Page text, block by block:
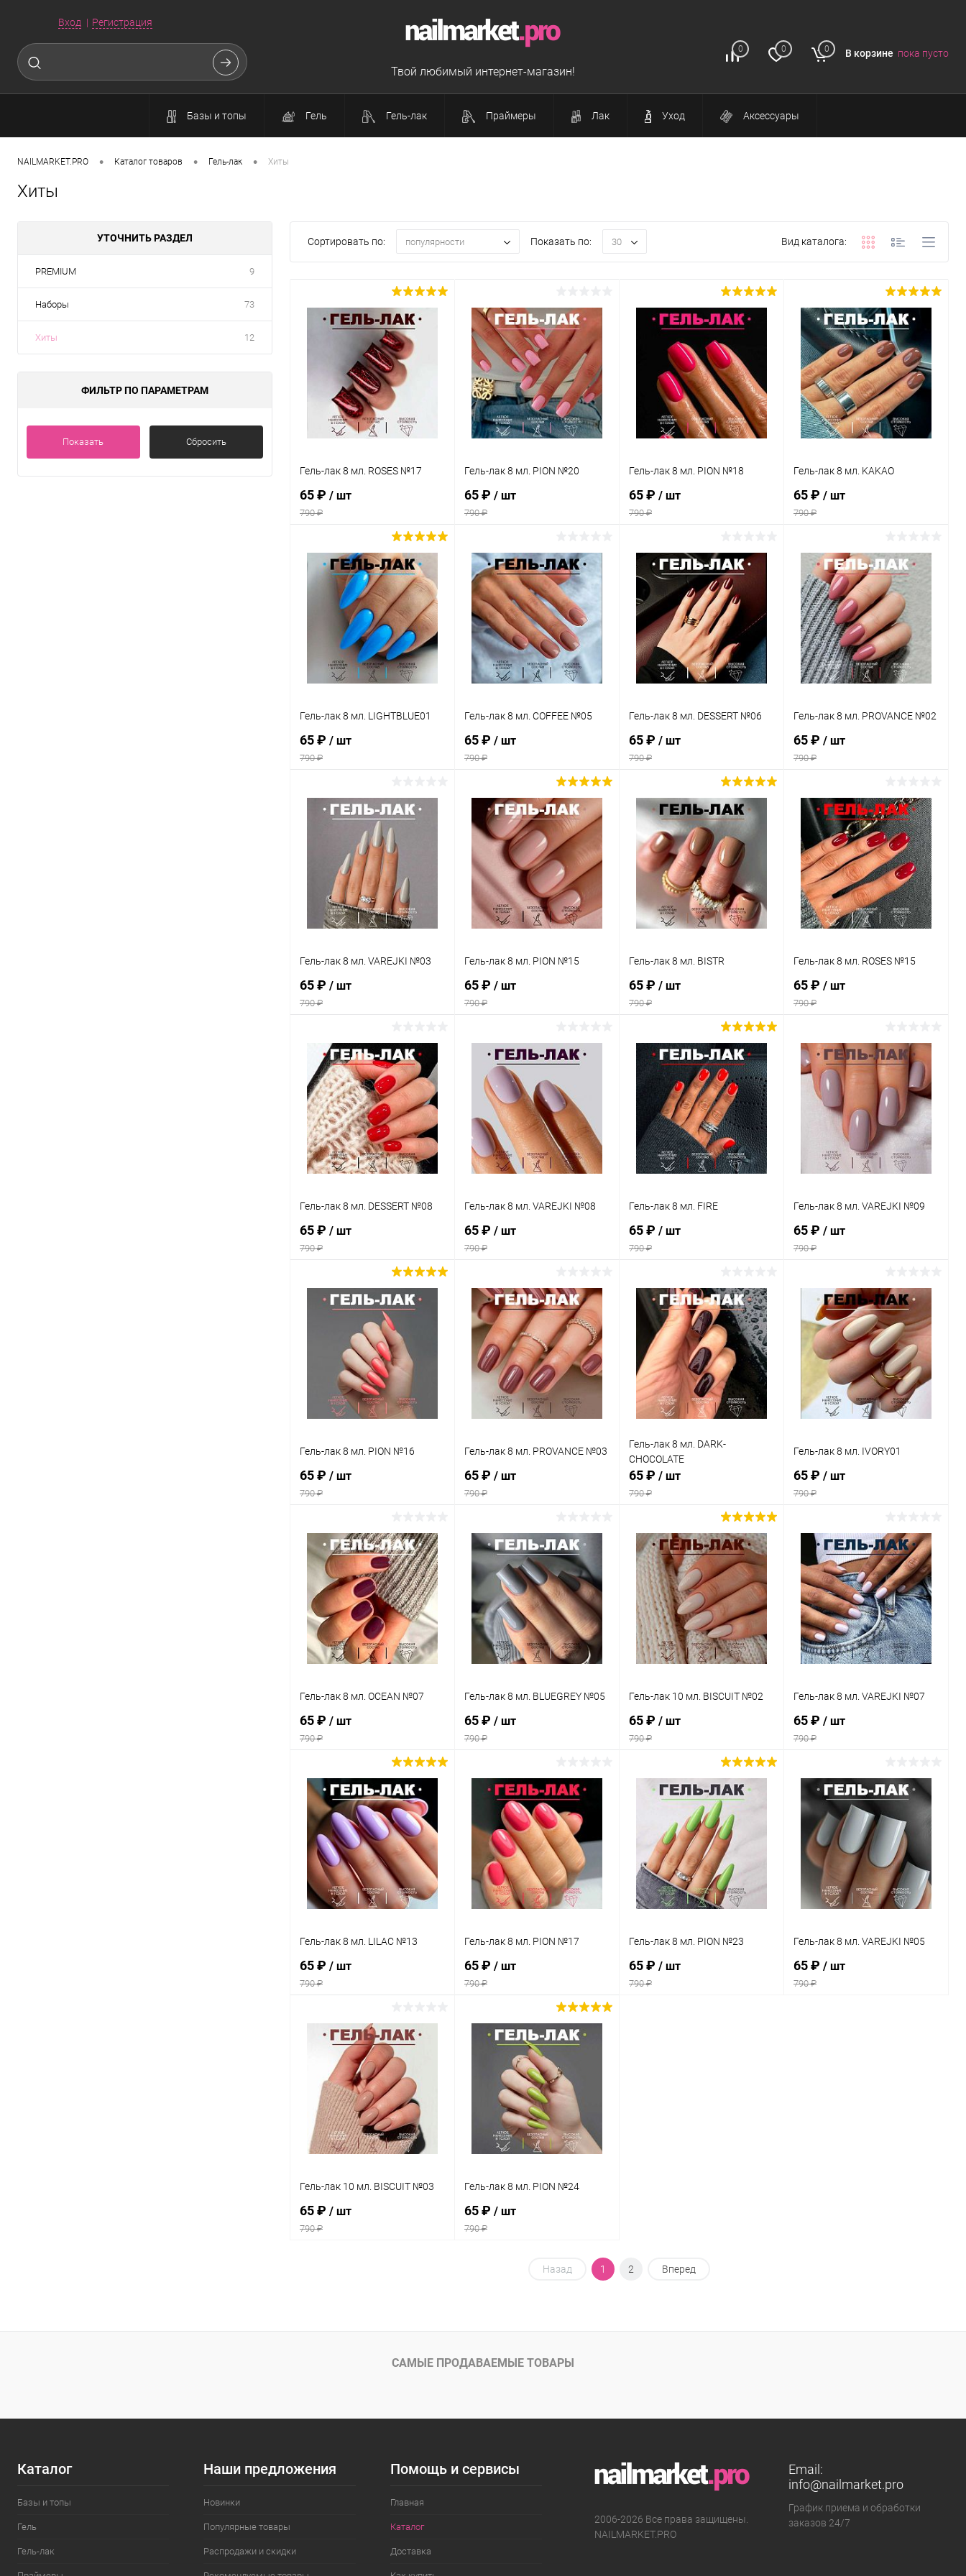
Вход Регистрация
0 0 0 В корзине пока пусто
Твой любимый интернет-магазин!
Базы и топы Гель Гель-лак Праймеры Лак Уход Аксессуары
NAILMARKET.PRO • Каталог товаров • Гель-лак • Хиты
Хиты
УТОЧНИТЬ РАЗДЕЛ
PREMIUM 9
Наборы 73
Хиты 12
ФИЛЬТР ПО ПАРАМЕТРАМ
Показать Сбросить
Сортировать по: популярности Показать по: 30 Вид каталога:
Гель-лак 8 мл. ROSES №17
65 ₽ / шт
790 ₽
В корзину
Купить в 1
Сравнение
В избранное В наличии
Гель-лак 8 мл. PION №20
65 ₽ / шт
790 ₽
В корзину
Купить в 1
клик
Сравнение
В избранное В наличии
Гель-лак 8 мл. PION №18
65 ₽ / шт
790 ₽
В корзину
Купить в 1
клик
Сравнение
В избранное В наличии
Гель-лак 8 мл. KAKAO
65 ₽ / шт
790 ₽
В корзину
Купить в 1
клик
Сравнение
В избранное В наличии
Гель-лак 8 мл. LIGHTBLUE01
65 ₽ / шт
790 ₽
В корзину
В избранное В наличии
Гель-лак 8 мл. COFFEE №05
65 ₽ / шт
790 ₽
В корзину
Купить в 1
клик
Сравнение
В избранное В наличии
Гель-лак 8 мл. DESSERT №06
65 ₽ / шт
790 ₽
В корзину
Купить в 1
клик
Сравнение
В избранное В наличии
Гель-лак 8 мл. PROVANCE №02
65 ₽ / шт
790 ₽
В корзину
Купить в 1
клик
Сравнение
В избранное В наличии
Гель-лак 8 мл. VAREJKI №03
65 ₽ / шт
790 ₽
В корзину
Купить в 1
клик
Сравнение
В избранное В наличии
Гель-лак 8 мл. PION №15
65 ₽ / шт
790 ₽
В корзину
Купить в 1
В избранное В наличии
Гель-лак 8 мл. BISTR
65 ₽ / шт
790 ₽
В корзину
Купить в 1
Сравнение
В избранное В наличии
Гель-лак 8 мл. ROSES №15
65 ₽ / шт
790 ₽
В корзину
Купить в 1
Сравнение
В избранное В наличии
Гель-лак 8 мл. DESSERT №08
65 ₽ / шт
790 ₽
В корзину
Сравнение
В избранное В наличии
Гель-лак 8 мл. VAREJKI №08
65 ₽ / шт
790 ₽
В корзину
Купить в 1
клик
Сравнение
В избранное В наличии
Гель-лак 8 мл. FIRE
65 ₽ / шт
790 ₽
В корзину
Купить в 1
Сравнение
В избранное В наличии
Гель-лак 8 мл. VAREJKI №09
65 ₽ / шт
790 ₽
В корзину
Купить в 1
клик
Сравнение
В избранное В наличии
Гель-лак 8 мл. PION №16
65 ₽ / шт
790 ₽
В корзину
Купить в 1
Сравнение
В избранное В наличии
Гель-лак 8 мл. PROVANCE №03
65 ₽ / шт
790 ₽
В корзину
Купить в 1
клик
Сравнение
В избранное В наличии
Гель-лак 8 мл. DARK-
CHOCOLATE
65 ₽ / шт
790 ₽
В корзину
Купить в 1
клик
Сравнение
В избранное В наличии
Гель-лак 8 мл. IVORY01
65 ₽ / шт
790 ₽
В корзину
Купить в 1
клик
Сравнение
В избранное В наличии
Гель-лак 8 мл. OCEAN №07
65 ₽ / шт
790 ₽
В корзину
Купить в 1
клик
Сравнение
В избранное В наличии
Гель-лак 8 мл. BLUEGREY №05
65 ₽ / шт
790 ₽
В корзину
Купить в 1
клик
Сравнение
В избранное В наличии
Гель-лак 10 мл. BISCUIT №02
65 ₽ / шт
790 ₽
В корзину
Купить в 1
Сравнение
В избранное В наличии
Гель-лак 8 мл. VAREJKI №07
65 ₽ / шт
790 ₽
В корзину
Купить в 1
клик
Сравнение
В избранное В наличии
Гель-лак 8 мл. LILAC №13
65 ₽ / шт
790 ₽
В корзину
Купить в 1
Сравнение
В избранное В наличии
Гель-лак 8 мл. PION №17
65 ₽ / шт
790 ₽
В корзину
Купить в 1
В избранное В наличии
Гель-лак 8 мл. PION №23
65 ₽ / шт
790 ₽
Гель-лак 8 мл. VAREJKI №05
65 ₽ / шт
790 ₽
Гель-лак 10 мл. BISCUIT №03
65 ₽ / шт
790 ₽
Гель-лак 8 мл. PION №24
65 ₽ / шт
790 ₽
В корзину
Назад 1 2 Вперед
САМЫЕ ПРОДАВАЕМЫЕ ТОВАРЫ
Каталог
Базы и топы
Гель
Гель-лак
Наши предложения
Новинки
Популярные товары
Распродажи и скидки
Помощь и сервисы
Главная
Каталог
Доставка
2006-2026 Все права защищены.
NAILMARKET.PRO
Email:
info@nailmarket.pro
График приема и обработки
заказов 24/7